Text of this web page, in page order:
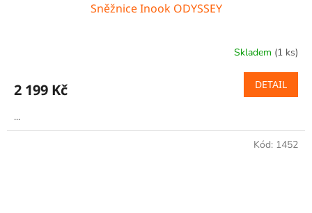
Sněžnice Inook ODYSSEY
Skladem (1 ks)
2 199 Kč DETAIL
...
Kód: 1452